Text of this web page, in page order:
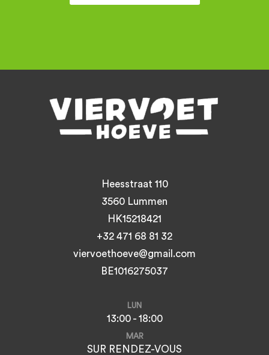
Heesstraat 110
3560 Lummen
HK15218421
+32 471 68 81 32
viervoethoeve@gmail.com
BE1016275037
LUN
13:00 - 18:00
MAR
SUR RENDEZ-VOUS